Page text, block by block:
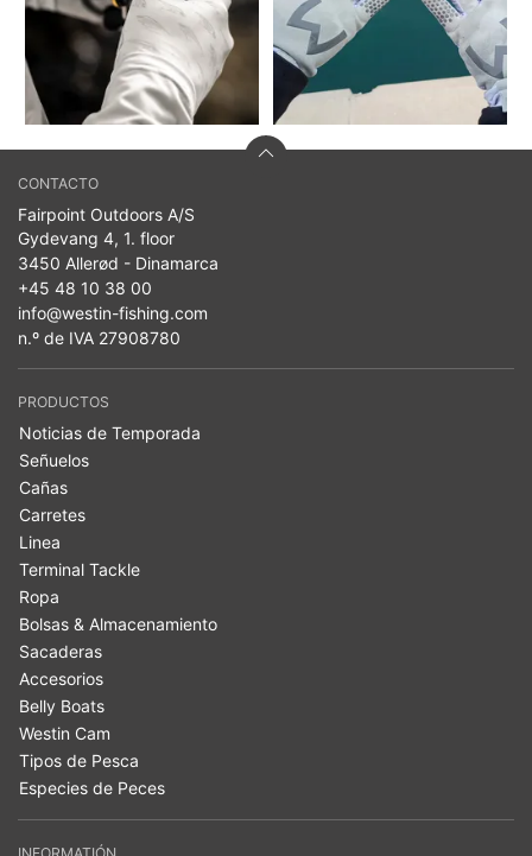
CONTACTO
Fairpoint Outdoors A/S
Gydevang 4, 1. floor
3450 Allerød - Dinamarca
+45 48 10 38 00
info@westin-fishing.com
n.º de IVA 27908780
PRODUCTOS
Noticias de Temporada
Señuelos
Cañas
Carretes
Linea
Terminal Tackle
Ropa
Bolsas & Almacenamiento
Sacaderas
Accesorios
Belly Boats
Westin Cam
Tipos de Pesca
Especies de Peces